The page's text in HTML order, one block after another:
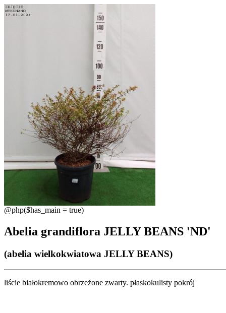
@php($has_main = true)
Abelia grandiflora JELLY BEANS 'ND'
(abelia wielkokwiatowa JELLY BEANS)
liście białokremowo obrzeżone zwarty. płaskokulisty pokrój